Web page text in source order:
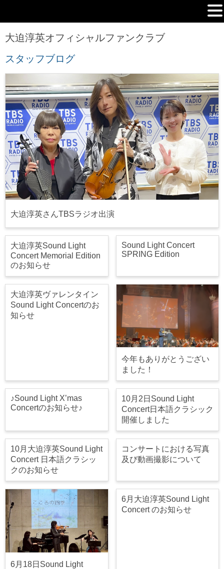
大迫淳英オフィシャルファンクラブ
カ
テ
ゴ
リ
ー:
スタッフブログ
大迫淳英さんTBSラジオ出演
大迫淳英Sound Light
Concert Memorial Edition
のお知らせ
Sound Light Concert
SPRING Edition
大迫淳英ヴァレンタイン
Sound Light Concertのお
知らせ
今年もありがとうござい
ました！
♪Sound Light X’mas
Concertのお知らせ♪
10月2日Sound Light
Concert日本語クラシック
開催しました
10月大迫淳英Sound Light
Concert 日本語クラシッ
クのお知らせ
コンサートにおける写真
及び動画撮影について
6月18日Sound Light
6月大迫淳英Sound Light
Concert のお知らせ